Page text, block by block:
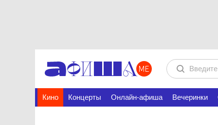
Кино Концерты Онлайн-афиша Вечеринки